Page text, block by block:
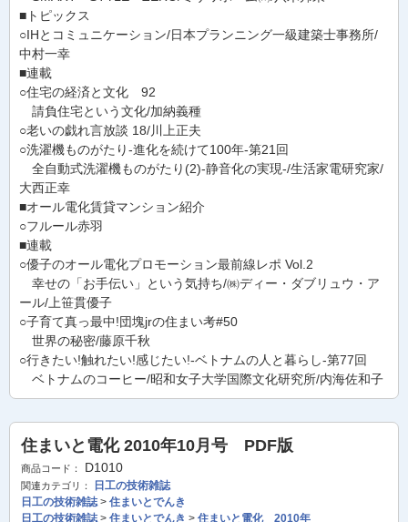
■トピックス
○IHとコミュニケーション/日本プランニング一級建築士事務所/
中村一幸
■連載
○住宅の経済と文化 92
請負住宅という文化/加納義種
○老いの戯れ言放談 18/川上正夫
○洗濯機ものがたり-進化を続けて100年-第21回
全自動式洗濯機ものがたり(2)-静音化の実現-/生活家電研究家/
大西正幸
■オール電化賃貸マンション紹介
○フルール赤羽
■連載
○優子のオール電化プロモーション最前線レポ Vol.2
幸せの「お手伝い」という気持ち/㈱ディー・ダブリュウ・ア
ール/上笹貫優子
○子育て真っ最中!団塊jrの住まい考#50
世界の秘密/藤原千秋
○行きたい!触れたい!感じたい!-ベトナムの人と暮らし-第77回
ベトナムのコーヒー/昭和女子大学国際文化研究所/内海佐和子
住まいと電化 2010年10月号 PDF版
商品コード： D1010
関連カテゴリ：
日工の技術雑誌
日工の技術雑誌> 住まいとでんき
日工の技術雑誌> 住まいとでんき > 住まいと電化 2010年